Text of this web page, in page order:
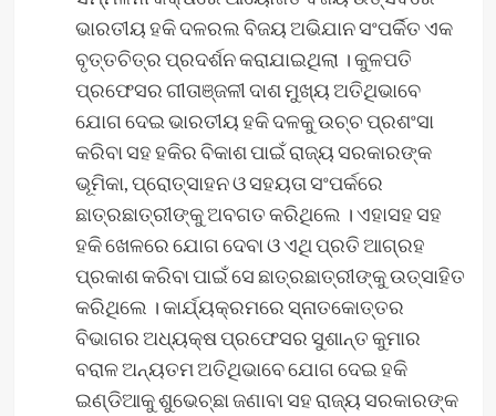
ଭାରତୀୟ ହକି ଦଳରଲ ବିଜୟ ଅଭିଯାନ ସଂପର୍କିତ ଏକ
ବୃତ୍ତଚିତ୍ର ପ୍ରଦର୍ଶନ କରାଯାଇଥିଲା । କୁଳପତି
ପ୍ରଫେସର ଗୀତାଞ୍ଜଳୀ ଦାଶ ମୁଖ୍ୟ ଅତିଥିଭାବେ
ଯୋଗ ଦେଇ ଭାରତୀୟ ହକି ଦଳକୁ ଉଚ୍ଚ ପ୍ରଶଂସା
କରିବା ସହ ହକିର ବିକାଶ ପାଇଁ ରାଜ୍ୟ ସରକାରଙ୍କ
ଭୂମିକା, ପ୍ରୋତ୍ସାହନ ଓ ସହୟତା ସଂପର୍କରେ
ଛାତ୍ରଛାତ୍ରୀଙ୍କୁ ଅବଗତ କରିଥିଲେ । ଏହାସହ ସହ
ହକି ଖେଳରେ ଯୋଗ ଦେବା ଓ ଏଥି ପ୍ରତି ଆଗ୍ରହ
ପ୍ରକାଶ କରିବା ପାଇଁ ସେ ଛାତ୍ରଛାତ୍ରୀଙ୍କୁ ଉତ୍ସାହିତ
କରିଥିଲେ । କାର୍ଯ୍ୟକ୍ରମରେ ସ୍ନାତକୋତ୍ତର
ବିଭାଗର ଅଧ୍ୟକ୍ଷ ପ୍ରଫେସର ସୁଶାନ୍ତ କୁମାର
ବରାଳ ଅନ୍ୟତମ ଅତିଥିଭାବେ ଯୋଗ ଦେଇ ହକି
ଇଣ୍ଡିଆକୁ ଶୁଭେଚ୍ଛା ଜଣାବା ସହ ରାଜ୍ୟ ସରକାରଙ୍କ